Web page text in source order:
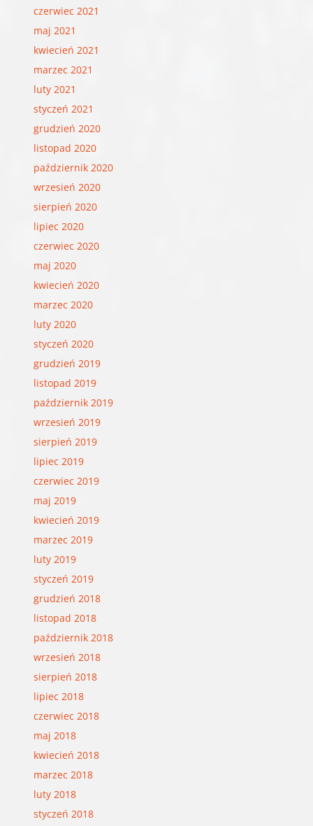
czerwiec 2021
maj 2021
kwiecień 2021
marzec 2021
luty 2021
styczeń 2021
grudzień 2020
listopad 2020
październik 2020
wrzesień 2020
sierpień 2020
lipiec 2020
czerwiec 2020
maj 2020
kwiecień 2020
marzec 2020
luty 2020
styczeń 2020
grudzień 2019
listopad 2019
październik 2019
wrzesień 2019
sierpień 2019
lipiec 2019
czerwiec 2019
maj 2019
kwiecień 2019
marzec 2019
luty 2019
styczeń 2019
grudzień 2018
listopad 2018
październik 2018
wrzesień 2018
sierpień 2018
lipiec 2018
czerwiec 2018
maj 2018
kwiecień 2018
marzec 2018
luty 2018
styczeń 2018